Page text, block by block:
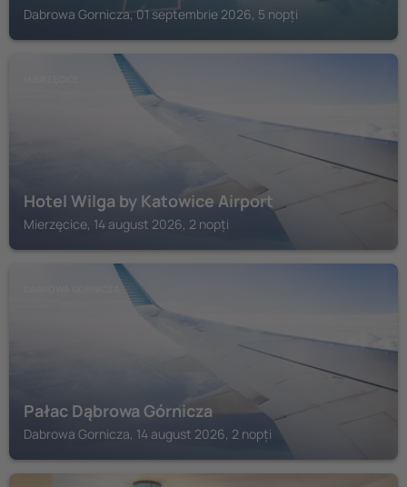
Dabrowa Gornicza, 01 septembrie 2026, 5 nopți
Hotel Wilga by Katowice Airport
Mierzęcice, 14 august 2026, 2 nopți
Pałac Dąbrowa Górnicza
Dabrowa Gornicza, 14 august 2026, 2 nopți